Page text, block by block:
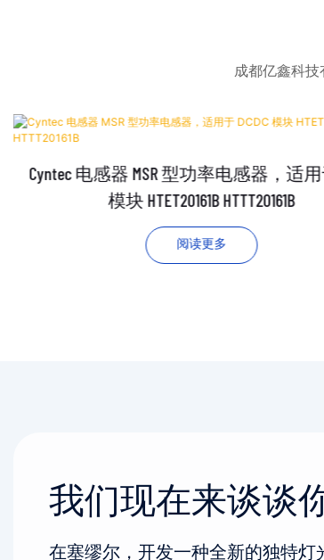
成都亿鑫科
Cyntec 电感器 MSR 型功率电感器，适用
模块 HTET20161B HTTT20161B
阅读更多
我们现在来谈谈
在塞缪尔，开发一种全新的独特灯